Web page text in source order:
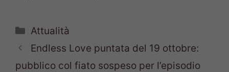
Categorie
Attualità
Endless Love puntata del 19 ottobre:
pubblico col fiato sospeso per l’episodio